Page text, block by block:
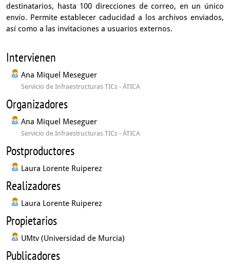
destinatarios, hasta 100 direcciones de correo, en un único
envío. Permite establecer caducidad a los archivos enviados,
así como a las invitaciones a usuarios externos.
Intervienen
Ana Miquel Meseguer
Servicio de Infraestructuras TICs - ÁTICA
Organizadores
Ana Miquel Meseguer
Servicio de Infraestructuras TICs - ÁTICA
Postproductores
Laura Lorente Ruiperez
Realizadores
Laura Lorente Ruiperez
Propietarios
UMtv (Universidad de Murcia)
Publicadores